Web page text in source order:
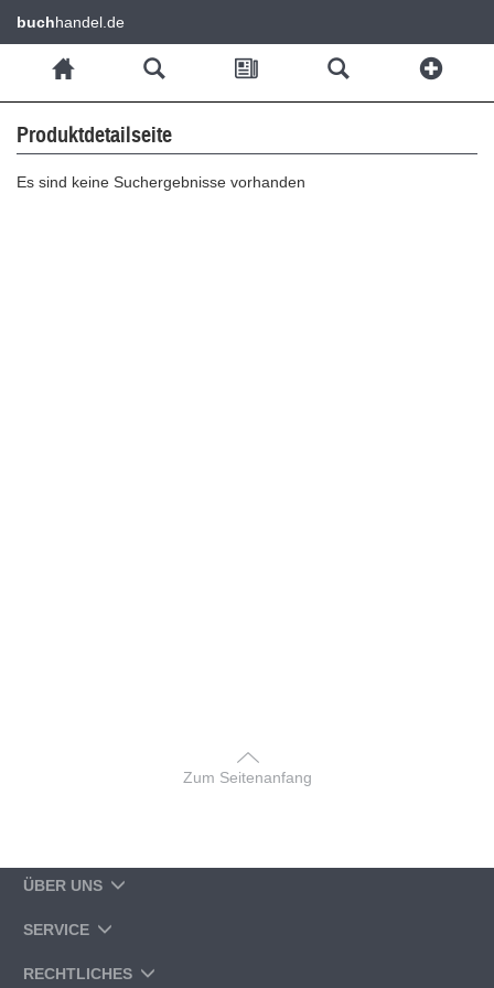
buchhandel.de
Produktdetailseite
Es sind keine Suchergebnisse vorhanden
Zum Seitenanfang
ÜBER UNS
SERVICE
RECHTLICHES